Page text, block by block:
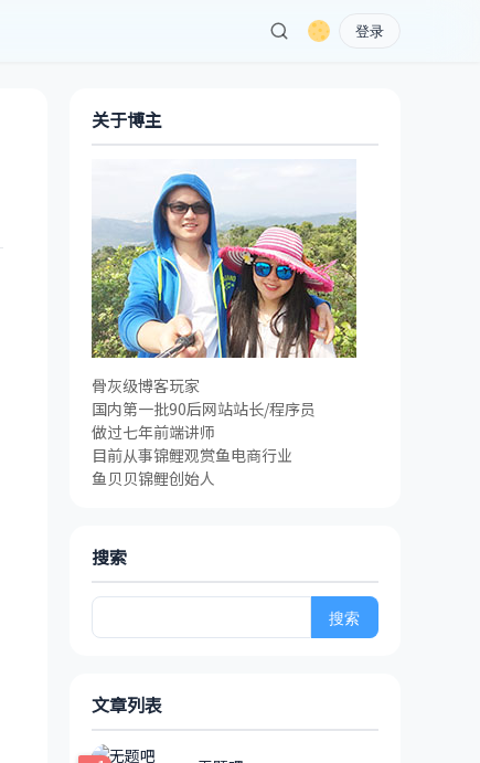
登录
关于博主
骨灰级博客玩家
国内第一批90后网站站长/程序员
做过七年前端讲师
目前从事锦鲤观赏鱼电商行业
鱼贝贝锦鲤创始人
搜索
搜
文章列表